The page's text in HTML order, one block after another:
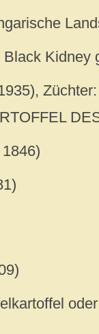
Black Kidney